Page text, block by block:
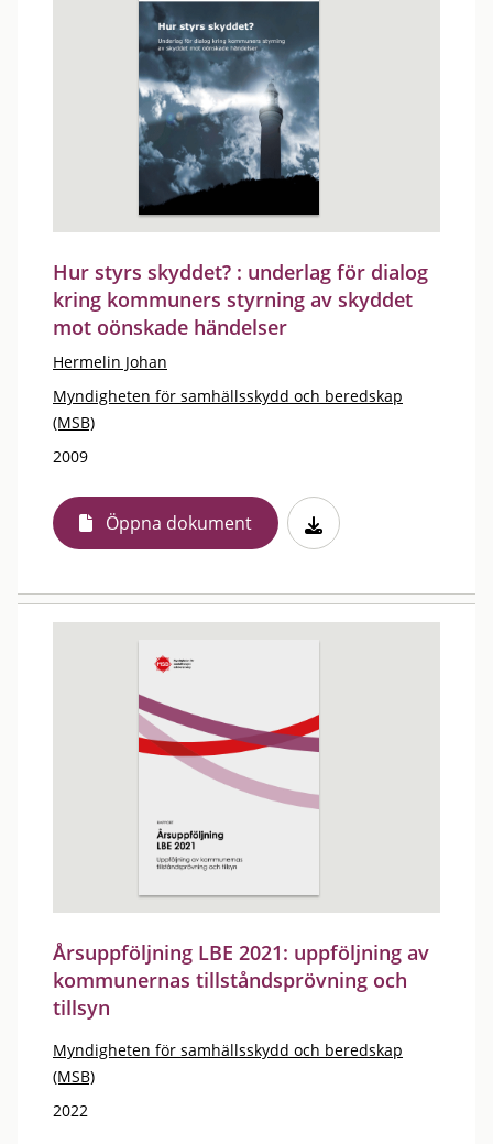
Hur styrs skyddet? : underlag för dialog
kring kommuners styrning av skyddet
mot oönskade händelser
Hermelin Johan
Myndigheten för samhällsskydd och beredskap
(MSB)
2009
Öppna dokument
Årsuppföljning LBE 2021: uppföljning av
kommunernas tillståndsprövning och
tillsyn
Myndigheten för samhällsskydd och beredskap
(MSB)
2022